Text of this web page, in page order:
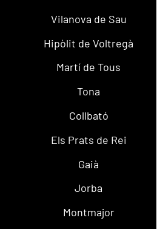
Vilanova de Sau
Hipòlit de Voltregà
Martí de Tous
Tona
Collbató
Els Prats de Rei
Gaià
Jorba
Montmajor